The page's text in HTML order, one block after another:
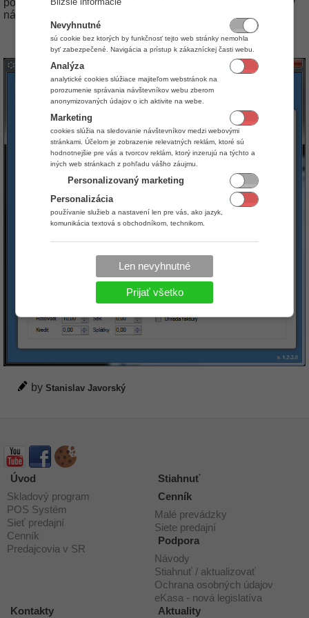
podporuje. (Bližšie informácie o tejto možnosti sa dozviete v
návode
Formulár jednoduchého predaja v aplikácií iKelp POS Manažér
by Stanislav Javorský
Úvod
Skladový program
POS Systém
Sieť predajní
Cenník
Predajcovia v SR
Stiahnuť
Cenník
Malé prevádzky
Siete predajní
Podpora
Návody
Stiahnuť / aktualizovať
Ochrana osobných údajov
eKasa - nová legislatíva
Kontakty
Aktuality
Nevyhnutné
sú cookie bez ktorých by funkčnosť tejto web stránky nemohla
byť zabezpečené. Navigácia a prístup k zákazníckej časti webu.
Analýza
analytické cookies slúžiace majiteľom webstránok na
porozumenie správania návštevníkov webu zberom
anonymizovaných údajov o ich aktivite na webe.
Marketing
cookies slúžia na sledovanie návštevníkov medzi webovými
stránkami. Účelom je zobrazenie relevatných reklám, ktoré sú
hodnotnejšie pre vás a tvorcov reklám, ktorý inzerujú na týchto a
iných web stránkach z pohľadu vášho záujmu.
Personalizovaný marketing
Personalizácia
používanie služieb a nastavení len pre vás, ako jazyk,
komunikácia textová s obchodníkom, technikom.
Len nevyhnutné
Prijať všetko